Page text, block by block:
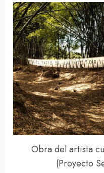
Obra del artista
(Proyecto